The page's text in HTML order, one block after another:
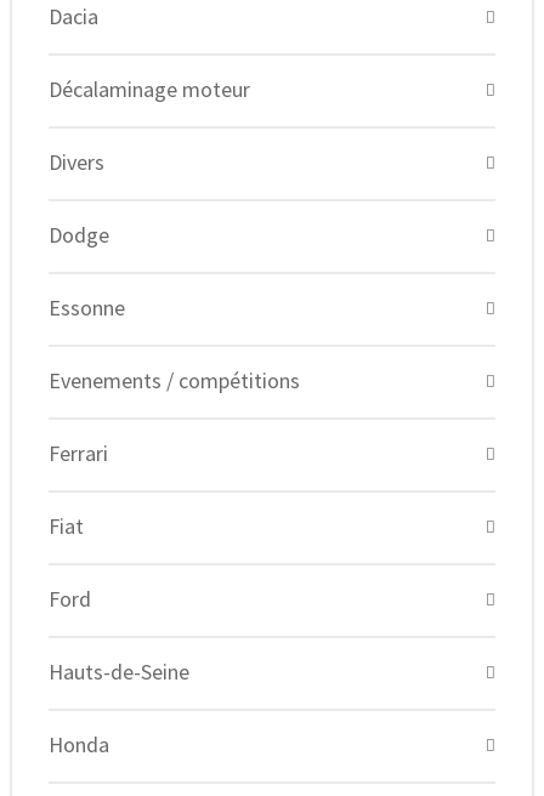
Dacia
Décalaminage moteur
Divers
Dodge
Essonne
Evenements / compétitions
Ferrari
Fiat
Ford
Hauts-de-Seine
Honda